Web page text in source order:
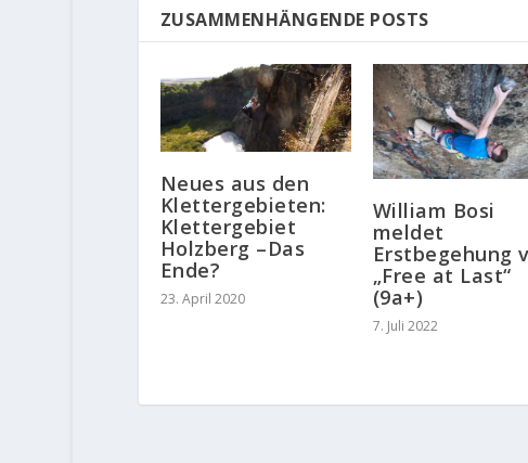
ZUSAMMENHÄNGENDE POSTS
Neues aus den
Klettergebieten:
Klettergebiet
Holzberg –Das
Ende?
23. April 2020
William Bosi
meldet
Erstbegehung
„Free at Last“
(9a+)
7. Juli 2022